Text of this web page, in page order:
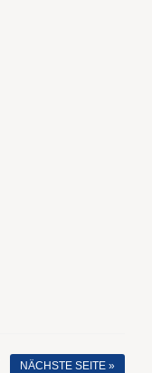
NÄCHSTE SEITE »